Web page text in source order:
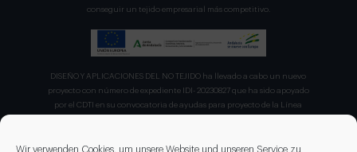
Wir verwenden Cookies, um unsere Website und unseren Service zu
conseguir un tejido empresarial más competitivo.
DISEÑO Y APLICACIONES DEL NO TEJIDO ha llevado a cabo un nuevo
proyecto con número de expediente IDI- 20230827 que ha sido apoyado
por el CDTI en su convocatoria de ayudas para proyecto de la Línea
sostenibles para favorecer el ecodiseño en el ámbito del packaging"